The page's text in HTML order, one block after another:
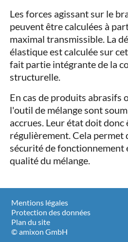
Les forces agissant sur le
peuvent être calculées à
maximal transmissible. La
élastique est calculée sur
fait partie intégrante de la
structurelle.
En cas de produits abrasifs
l'outil de mélange sont
accrues. Leur état doit
régulièrement. Cela permet
sécurité de fonctionnement
qualité du mélange.
Mentions légales
Protection des données
Plan du site
© amixon GmbH